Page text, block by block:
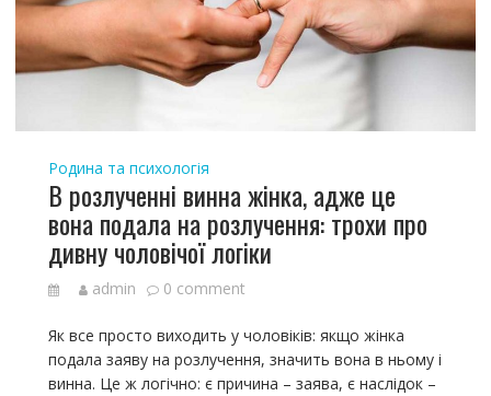
Родина та психологія
В розлученні винна жінка, адже це
вона подала на розлучення: трохи про
дивну чоловічої логіки
admin 0 comment
Як все просто виходить у чоловіків: якщо жінка
подала заяву на розлучення, значить вона в ньому і
винна. Це ж логічно: є причина – заява, є наслідок –